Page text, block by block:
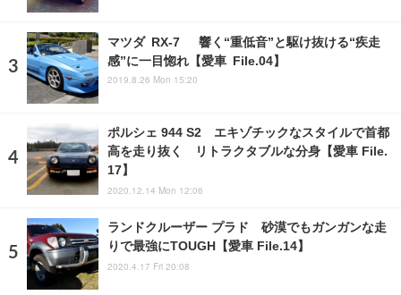
マツダ RX-7 響く“重低音”と駆け抜ける“疾走
感”に一目惚れ【愛車 File.04】
2019.8.26 Mon 15:20
ポルシェ 944 S2 エキゾチックなスタイルで首都
高を走り抜く リトラクタブルな分身【愛車 File.
17】
2020.12.14 Mon 12:06
ランドクルーザー プラド 砂漠でもガンガンな走
りで最強にTOUGH【愛車 File.14】
2020.4.17 Fri 20:08